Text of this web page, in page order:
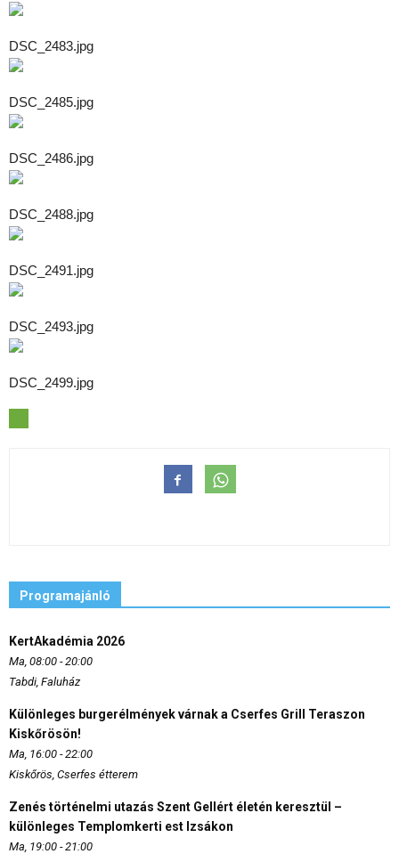
DSC_2483.jpg
DSC_2485.jpg
DSC_2486.jpg
DSC_2488.jpg
DSC_2491.jpg
DSC_2493.jpg
DSC_2499.jpg
Programajánló
KertAkadémia 2026
Ma, 08:00 - 20:00
Tabdi, Faluház
Különleges burgerélmények várnak a Cserfes Grill Teraszon
Kiskőrösön!
Ma, 16:00 - 22:00
Kiskőrös, Cserfes étterem
Zenés történelmi utazás Szent Gellért életén keresztül –
különleges Templomkerti est Izsákon
Ma, 19:00 - 21:00